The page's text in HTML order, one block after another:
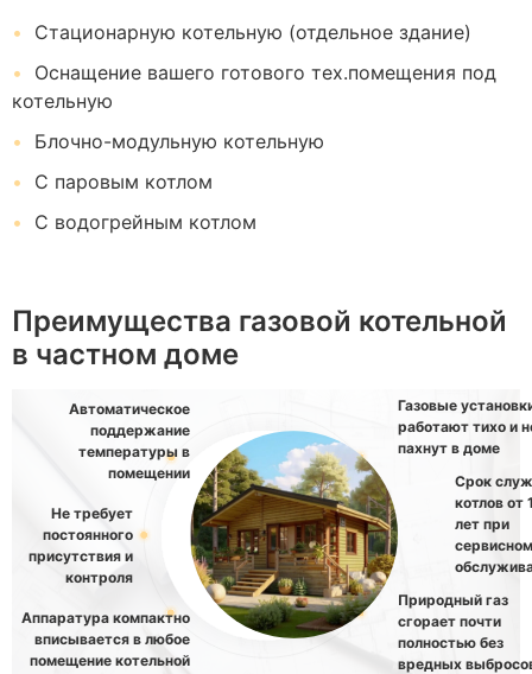
Стационарную котельную (отдельное здание)
Оснащение вашего готового тех.помещения под
котельную
Блочно-модульную котельную
С паровым котлом
С водогрейным котлом
Преимущества газовой котельной
в частном доме
Автоматическое
поддержание
температуры в
помещении
Не требует
постоянного
присутствия и
контроля
Аппаратура компактно
вписывается в любое
помещение котельной
Газовые
работают тихо и
пахнут в доме
Срок
котлов от
лет при
сервисном
Природный газ
сгорает почти
полностью без
вредных